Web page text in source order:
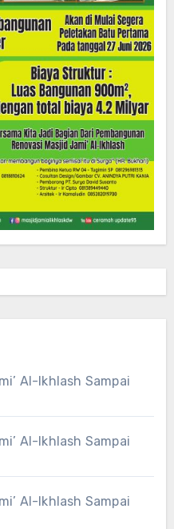
Al-Ikhlash Sampai
Al-Ikhlash Sampai
Al-Ikhlash Sampai